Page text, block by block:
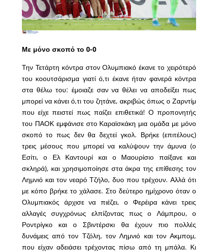
Με μόνο σκοπό το 0-0
Την Τετάρτη κόντρα στον Ολυμπιακό έκανε το χειρότερό
του κοουτσάρισμα γιατί ό,τι έκανε ήταν φανερά κόντρα
στα θέλω του: έμοιαζε σαν να θέλει να αποδείξει πως
μπορεί να κάνει ό,τι του ζητάνε, ακριβώς όπως ο Ζαρντίμ
που είχε πειστεί πως παίζει επιθετικά! Ο προπονητής
του ΠΑΟΚ εμφάνισε στο Καραϊσκάκη μια ομάδα με μόνο
σκοπό το πως δεν θα δεχτεί γκολ. Βρήκε (επιτέλους)
τρεις μέσους που μπορεί να καλύψουν την άμυνα (ο
Εσίτι, ο Ελ Καντουρί και ο Μαουρίσιο παίξανε και
σκληρά), και χρησιμοποίησε στα άκρα της επίθεσης τον
Λημνιό και τον νεαρό Τζήλο, δυο που τρέχουν. Αλλά ότι
με κόπο βρήκε το χάλασε. Στο δεύτερο ημίχρονο όταν ο
Ολυμπιακός άρχισε να πιέζει, ο Φερέιρα κάνει τρεις
αλλαγές συγχρόνως ελπίζοντας πως ο Λάμπρου, ο
Ροντρίγκο και ο Σβιντέρσκι θα έχουν πιο πολλές
δυνάμεις από τον Τζόλη, τον Λημνιό και τον Ακμπομ,
που είχαν αδειάσει τρέχοντας πίσω από τη μπάλα. Κι